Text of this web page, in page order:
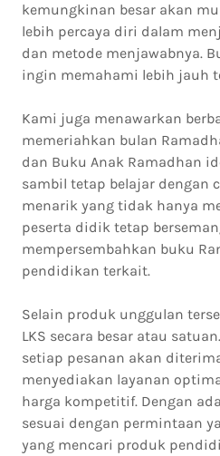
kemungkinan besar akan
lebih percaya diri dalam
dan metode menjawabnya.
ingin memahami lebih jauh
Kami juga menawarkan
memeriahkan bulan
dan Buku Anak Ramadhan
sambil tetap belajar dengan
menarik yang tidak hanya
peserta didik tetap
mempersembahkan buku
pendidikan terkait.
Selain produk unggulan
LKS secara besar atau
setiap pesanan akan
menyediakan layanan
harga kompetitif. Dengan
sesuai dengan permintaan
yang mencari produk